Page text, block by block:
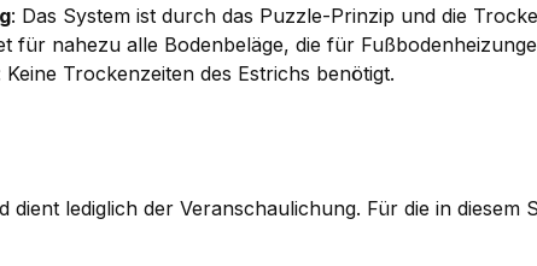
: Das System ist durch das Puzzle-Prinzip und die
für nahezu alle Bodenbeläge, die für
Keine Trockenzeiten des Estrichs benötigt.
dient lediglich der Veranschaulichung. Für die in